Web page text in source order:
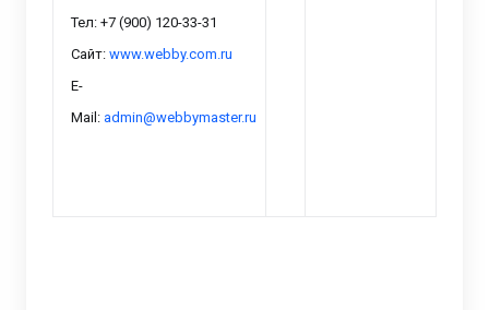
Тел: +7 (900) 120-33-31
Сайт: www.webby.com.ru
E-
Mail: admin@webbymaster.ru